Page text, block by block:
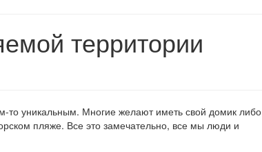
территории
то уникальным. Многие желают иметь свой домик либо
пляже. Все это замечательно, все мы люди и